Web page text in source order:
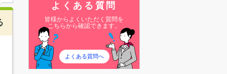
よくある質問
皆様からよくいただく質問を
こちらから確認できます。
よくある質問へ